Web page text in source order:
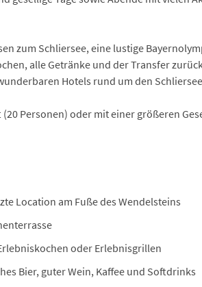
zum Schliersee, eine lustige
alle Getränke und der Transfer
Hotels rund um den
Personen) oder mit einer größeren
Location am Fuße des Wendelsteins
oder Erlebnisgrillen
Bier, guter Wein, Kaffee und Softdrinks